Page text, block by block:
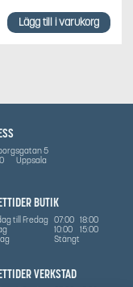
Lägg till i varukorg
BUTIK
till Fredag 07:00 18:00
10:00
15:00
Stängt
VERKSTAD
5
Uppsala